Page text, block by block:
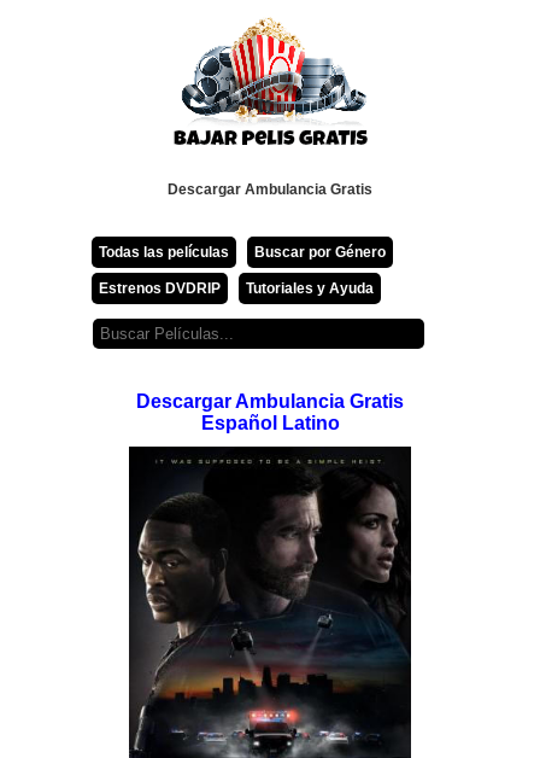
Descargar Ambulancia Gratis
Todas las películas Buscar por Género
Estrenos DVDRIP Tutoriales y Ayuda
Descargar Ambulancia Gratis
Español Latino